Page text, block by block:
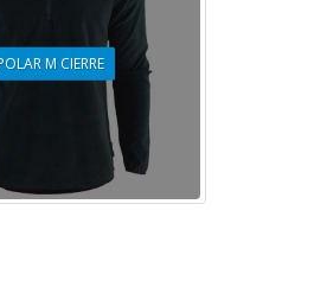
M CIERRE